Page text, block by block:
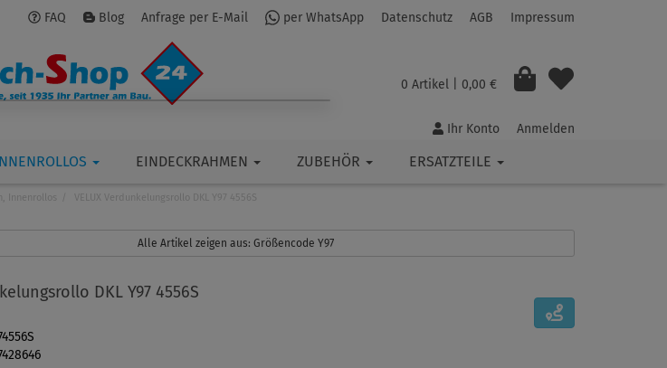
FAQ Blog Anfrage per E-Mail per WhatsApp Datenschutz AGB Impressum
0 Artikel | 0,00 €
Ihr Konto Anmelden
EINDECKRAHMEN ZUBEHÖR ERSATZTEILE
Innenrollos VELUX Verdunkelungsrollo DKL Y97 4556S
Alle Artikel zeigen aus: Größencode Y97
DKL Y97 4556S